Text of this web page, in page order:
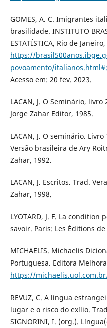
GOMES, A. C. Imigrantes
brasilidade. INSTITUTO
ESTATÍSTICA, Rio de
https://
povoamento/
Acesso em: 20 fev. 2023.
LACAN, J. O Seminário,
Jorge Zahar Editor, 1985.
LACAN, J. O seminário.
Versão brasileira de Ary
Zahar, 1992.
LACAN, J. Escritos. Trad.
Zahar, 1998.
LYOTARD, J. F. La
savoir. Paris: Les Éditions
MICHAELIS. Michaelis
Portuguesa. Editora
https://
REVUZ, C. A língua
lugar e o risco do exílio.
SIGNORINI, I. (org.).